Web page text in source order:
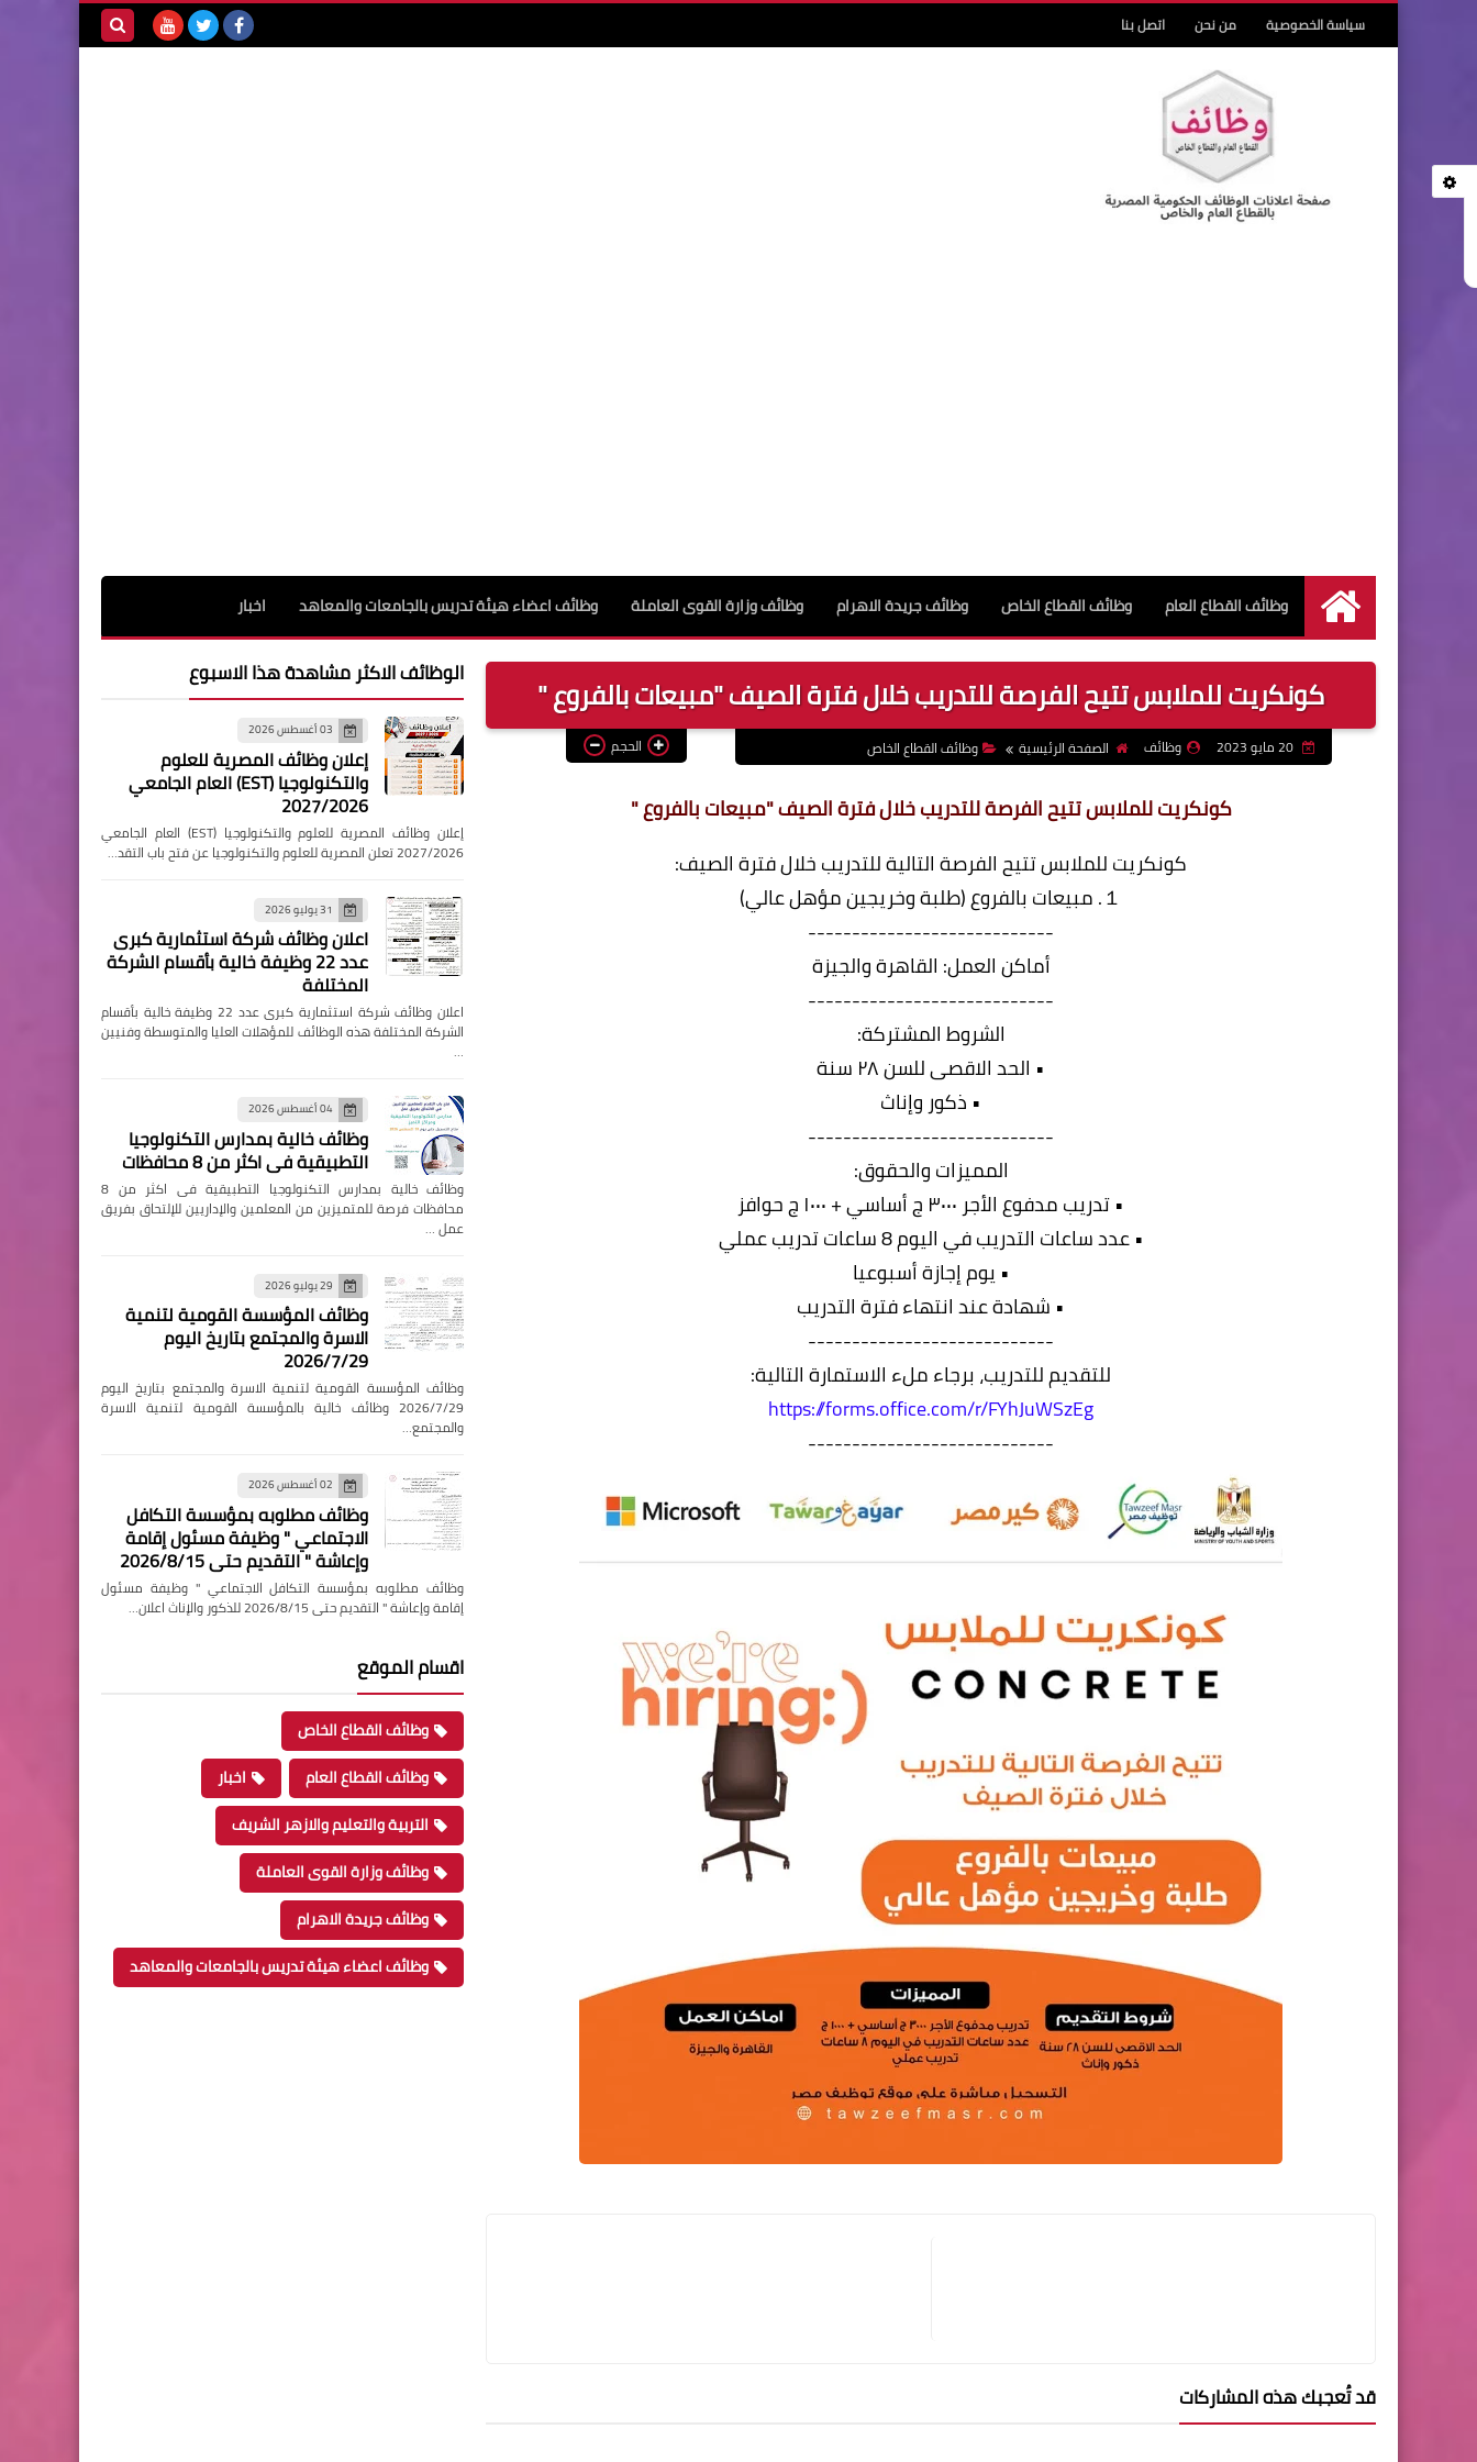
سياسة الخصوصية من نحن اتصل بنا
الرئيسية
وظائف القطاع العام وظائف القطاع الخاص وظائف جريدة الاهرام وظائف وزارة القوى العاملة وظائف اعضاء هيئة تدريس بالجامعات والمعاهد اخبار
كونكريت للملابس تتيح الفرصة للتدريب خلال فترة الصيف "مبيعات بالفروع "
20 مايو 2023 وظائف الصفحة الرئيسية وظائف القطاع الخاص الحجم
كونكريت للملابس تتيح الفرصة للتدريب خلال فترة الصيف "مبيعات بالفروع "
كونكريت للملابس تتيح الفرصة التالية للتدريب خلال فترة الصيف:
１. مبيعات بالفروع (طلبة وخريجين مؤهل عالي)
----------------------------
أماكن العمل: القاهرة والجيزة
----------------------------
الشروط المشتركة:
• الحد الاقصى للسن ٢٨ سنة
• ذكور وإناث
----------------------------
المميزات والحقوق:
• تدريب مدفوع الأجر ٣٠٠٠ ج أساسي + ١٠٠٠ ج حوافز
• عدد ساعات التدريب في اليوم 8 ساعات تدريب عملي
• يوم إجازة أسبوعيا
• شهادة عند انتهاء فترة التدريب
----------------------------
للتقديم للتدريب، برجاء ملء الاستمارة التالية:
https://forms.office.com/r/FYhJuWSzEg
----------------------------
قد تُعجبك هذه المشاركات
الوظائف الاكثر مشاهدة هذا الاسبوع
03 أغسطس 2026
إعلان وظائف المصرية للعلوم
والتكنولوجيا (EST) العام الجامعي
2027/2026
إعلان وظائف المصرية للعلوم والتكنولوجيا (EST) العام الجامعي
2027/2026 تعلن المصرية للعلوم والتكنولوجيا عن فتح باب التقد…
31 يوليو 2026
اعلان وظائف شركة استثمارية كبرى
عدد 22 وظيفة خالية بأقسام الشركة
المختلفة
اعلان وظائف شركة استثمارية كبرى عدد 22 وظيفة خالية بأقسام
الشركة المختلفة هذه الوظائف للمؤهلات العليا والمتوسطة وفنيين
…
04 أغسطس 2026
وظائف خالية بمدارس التكنولوجيا
التطبيقية فى اكثر من 8 محافظات
وظائف خالية بمدارس التكنولوجيا التطبيقية فى اكثر من 8
محافظات فرصة للمتميزين من المعلمين والإداريين للإلتحاق بفريق
عمل …
29 يوليو 2026
وظائف المؤسسة القومية لتنمية
الاسرة والمجتمع بتاريخ اليوم
2026/7/29
وظائف المؤسسة القومية لتنمية الاسرة والمجتمع بتاريخ اليوم
2026/7/29 وظائف خالية بالمؤسسة القومية لتنمية الاسرة
والمجتمع…
02 أغسطس 2026
وظائف مطلوبه بمؤسسة التكافل
الاجتماعي " وظيفة مسئول إقامة
وإعاشة " التقديم حتى 2026/8/15
وظائف مطلوبه بمؤسسة التكافل الاجتماعي " وظيفة مسئول
إقامة وإعاشة " التقديم حتى 2026/8/15 للذكور والإناث اعلان…
اقسام الموقع
وظائف القطاع الخاص
وظائف القطاع العام
اخبار
التربية والتعليم والازهر الشريف
وظائف وزارة القوى العاملة
وظائف جريدة الاهرام
وظائف اعضاء هيئة تدريس بالجامعات والمعاهد